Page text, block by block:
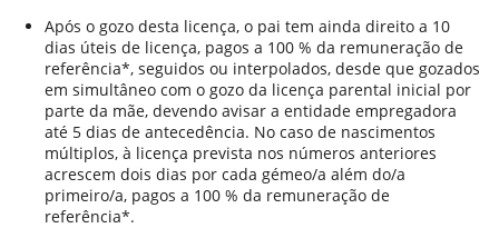
Após o gozo desta licença, o pai tem ainda direito a 10
dias úteis de licença, pagos a 100 % da remuneração de
referência*, seguidos ou interpolados, desde que gozados
em simultâneo com o gozo da licença parental inicial por
parte da mãe, devendo avisar a entidade empregadora
até 5 dias de antecedência. No caso de nascimentos
múltiplos, à licença prevista nos números anteriores
acrescem dois dias por cada gémeo/a além do/a
primeiro/a, pagos a 100 % da remuneração de
referência*.